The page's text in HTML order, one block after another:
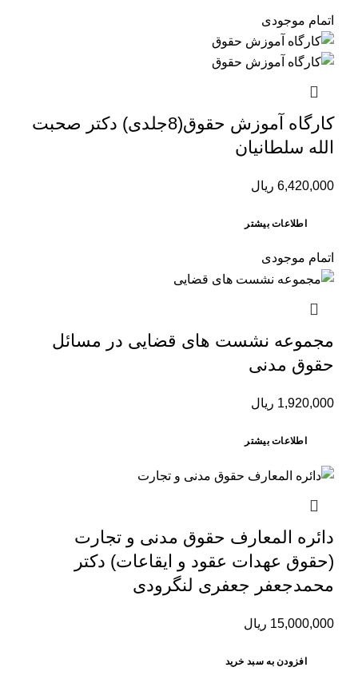
اتمام موجودی
کارگاه آموزش حقوق(8جلدی) دکتر صحبت
الله سلطانیان
6,420,000 ریال
اطلاعات بیشتر
اتمام موجودی
مجموعه نشست های قضایی در مسائل
حقوق مدنی
1,920,000 ریال
اطلاعات بیشتر
دائره المعارف حقوق مدنی و تجارت
(حقوق عهدات عقود و ایقاعات) دکتر
محمدجعفر جعفری لنگرودی
15,000,000 ریال
افزودن به سبد خرید